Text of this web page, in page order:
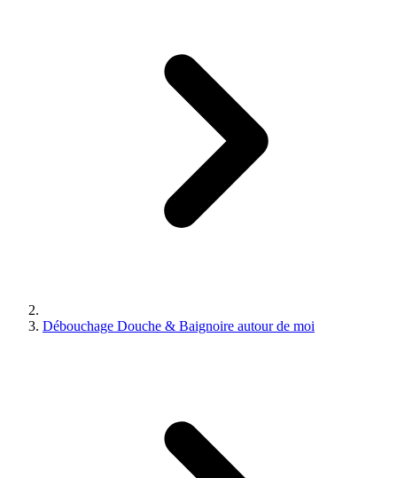
Débouchage Douche & Baignoire autour de moi